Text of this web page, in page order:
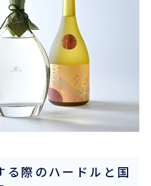
る際のハードルと国